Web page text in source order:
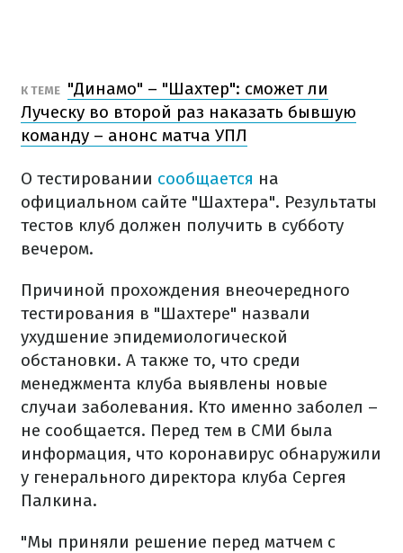
К ТЕМЕ "Динамо" – "Шахтер": сможет ли
Луческу во второй раз наказать бывшую
команду – анонс матча УПЛ
О тестировании сообщается на
официальном сайте "Шахтера". Результаты
тестов клуб должен получить в субботу
вечером.
Причиной прохождения внеочередного
тестирования в "Шахтере" назвали
ухудшение эпидемиологической
обстановки. А также то, что среди
менеджмента клуба выявлены новые
случаи заболевания. Кто именно заболел –
не сообщается. Перед тем в СМИ была
информация, что коронавирус обнаружили
у генерального директора клуба Сергея
Палкина.
"Мы приняли решение перед матчем с